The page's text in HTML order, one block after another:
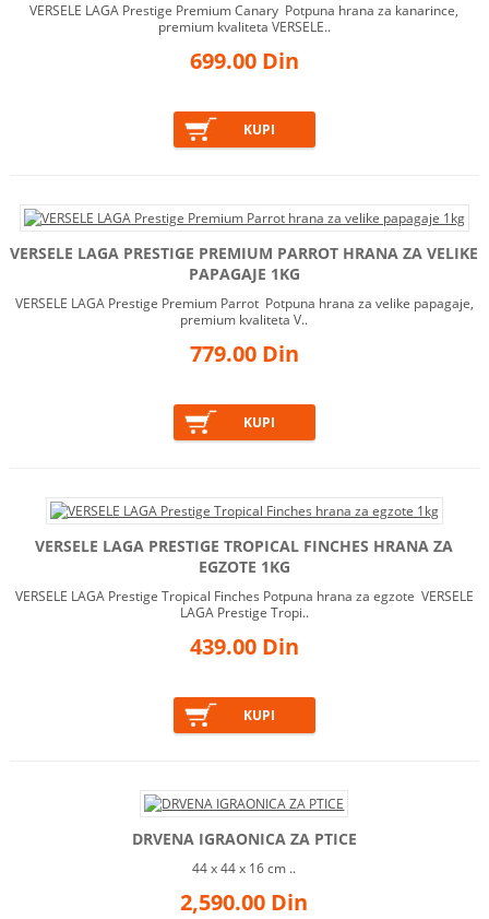
VERSELE LAGA Prestige Premium Canary Potpuna hrana za kanarince,
premium kvaliteta VERSELE..
699.00 Din
VERSELE LAGA PRESTIGE PREMIUM PARROT HRANA ZA VELIKE
PAPAGAJE 1KG
VERSELE LAGA Prestige Premium Parrot Potpuna hrana za velike papagaje,
premium kvaliteta V..
779.00 Din
VERSELE LAGA PRESTIGE TROPICAL FINCHES HRANA ZA
EGZOTE 1KG
VERSELE LAGA Prestige Tropical Finches Potpuna hrana za egzote VERSELE
LAGA Prestige Tropi..
439.00 Din
DRVENA IGRAONICA ZA PTICE
44 x 44 x 16 cm ..
2,590.00 Din